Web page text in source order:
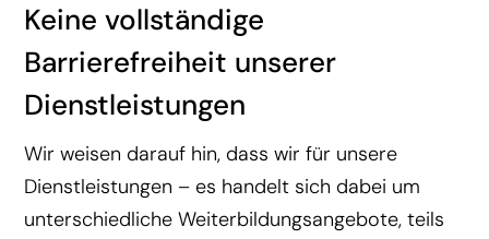
Keine vollständige
Barrierefreiheit unserer
Dienstleistungen
Wir weisen darauf hin, dass wir für unsere
Dienstleistungen – es handelt sich dabei um
unterschiedliche Weiterbildungsangebote, teils